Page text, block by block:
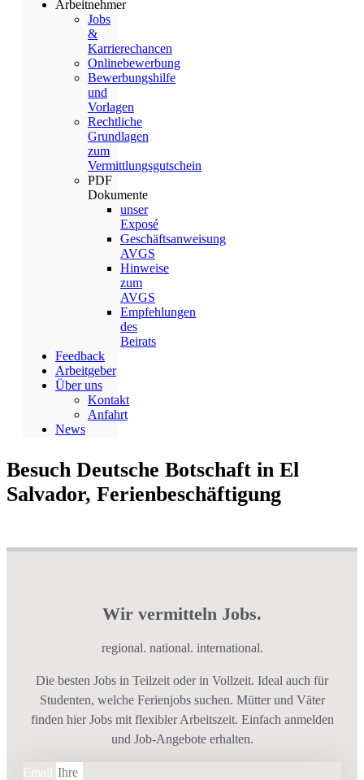
Arbeitnehmer
Jobs
&
Karrierechancen
Onlinebewerbung
Bewerbungshilfe
und
Vorlagen
Rechtliche
Grundlagen
zum
Vermittlungsgutschein
PDF
Dokumente
unser
Exposé
Geschäftsanweisung
AVGS
Hinweise
zum
AVGS
Empfehlungen
des
Beirats
Feedback
Arbeitgeber
Über uns
Kontakt
Anfahrt
News
Besuch Deutsche Botschaft in El
Salvador, Ferienbeschäftigung
Wir vermitteln Jobs.
regional. national. international.
Die besten Jobs in Teilzeit oder in Vollzeit. Ideal auch für
Studenten, welche Ferienjobs suchen. Mütter und Väter
finden hier Jobs mit flexibler Arbeitszeit. Einfach anmelden
und Job-Angebote erhalten.
Email